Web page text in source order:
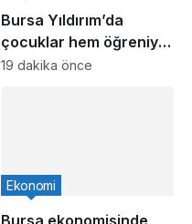
Bursa Yıldırım’da
çocuklar hem öğreniyor
hem eğleniyor
19 dakika önce
Bursa ekonomisinde
Ekonomi